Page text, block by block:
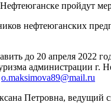
пройдут
нефтеюганских
до 20 апреля 2022
администрации г.
o.maksimova89@mail.ru
Петровна, ведущий